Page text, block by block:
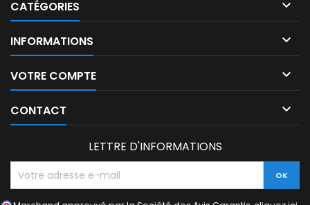
CATÉGORIES 
INFORMATIONS 
VOTRE COMPTE 
CONTACT 
LETTRE D'INFORMATIONS